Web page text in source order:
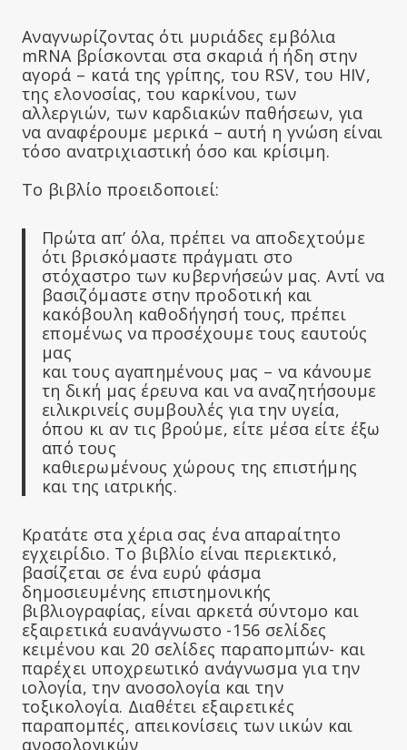
Αναγνωρίζοντας ότι μυριάδες εμβόλια
mRNA βρίσκονται στα σκαριά ή ήδη στην
αγορά – κατά της γρίπης, του RSV, του HIV,
της ελονοσίας, του καρκίνου, των
αλλεργιών, των καρδιακών παθήσεων, για
να αναφέρουμε μερικά – αυτή η γνώση είναι
τόσο ανατριχιαστική όσο και κρίσιμη.
Το βιβλίο προειδοποιεί:
Πρώτα απ’ όλα, πρέπει να αποδεχτούμε
ότι βρισκόμαστε πράγματι στο
στόχαστρο των κυβερνήσεών μας. Αντί να
βασιζόμαστε στην προδοτική και
κακόβουλη καθοδήγησή τους, πρέπει
επομένως να προσέχουμε τους εαυτούς
μας
και τους αγαπημένους μας – να κάνουμε
τη δική μας έρευνα και να αναζητήσουμε
ειλικρινείς συμβουλές για την υγεία,
όπου κι αν τις βρούμε, είτε μέσα είτε έξω
από τους
καθιερωμένους χώρους της επιστήμης
και της ιατρικής.
Κρατάτε στα χέρια σας ένα απαραίτητο
εγχειρίδιο. Το βιβλίο είναι περιεκτικό,
βασίζεται σε ένα ευρύ φάσμα
δημοσιευμένης επιστημονικής
βιβλιογραφίας, είναι αρκετά σύντομο και
εξαιρετικά ευανάγνωστο -156 σελίδες
κειμένου και 20 σελίδες παραπομπών- και
παρέχει υποχρεωτικό ανάγνωσμα για την
ιολογία, την ανοσολογία και την
τοξικολογία. Διαθέτει εξαιρετικές
παραπομπές, απεικονίσεις των ιικών και
ανοσολογικών